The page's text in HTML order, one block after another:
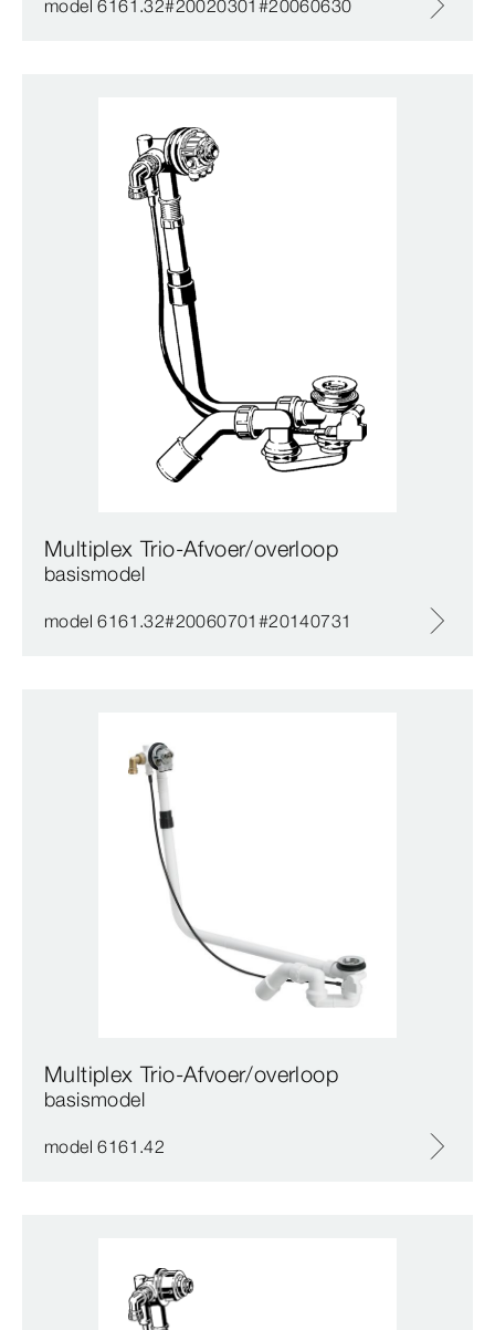
model 6161.32#20020301#20060630
Multiplex Trio-Afvoer/overloop
basismodel
model 6161.32#20060701#20140731
Multiplex Trio-Afvoer/overloop
basismodel
model 6161.42